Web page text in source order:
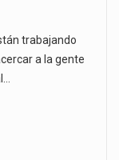
trabajando
a la gente